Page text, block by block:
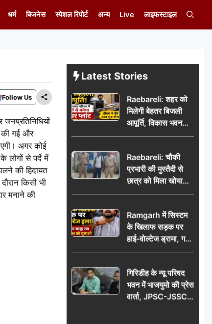
धर्म बिजनेस स्पेशल रिपोर्ट अन्य Live लाइफस्टाइल
Follow Us
की गई और
अगर कोई
लोगों से पर्दे में
की हिदायत
किसी भी
मनाने की
Latest Stories
Raebareli: शहर को
मिलेगी बेहतर बिजली
आपूर्ति, विकास भवन
परिसर में करोड़ों से
Raebareli: चौकी
प्रभारी की मुस्तैदी से
छात्र को मिला खोया
बैग, जरूरी दस्तावेज
पुलिस टीम का जताया
आभार
Ramgarh में सिस्टम
के खिलाफ सड़क पर
हाई-वोल्टेज ड्रामा, गर्दन
पर चाकू रख बोला- CM
वायरल
गिरिडीह के न्यू परिषद
भवन में भाजयुमो की प्रेस
वार्ता, JPSC-JSSC
पेपर लीक के विरोध में